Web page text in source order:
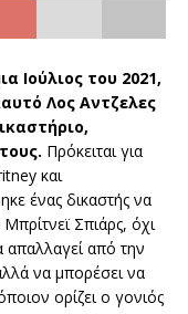
Ιούλιος του 2021,
Λος Αντζελες
Πρόκειται για
και
ένας δικαστής να
Σπιάρς, όχι
απαλλαγεί από την
να μπορέσει να
ορίζει ο γονιός